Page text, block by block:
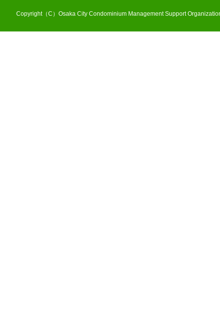
Copyright（C）Osaka City Condominium Management Support